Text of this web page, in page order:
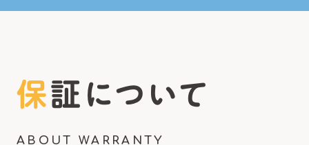
保証について
ABOUT WARRANTY